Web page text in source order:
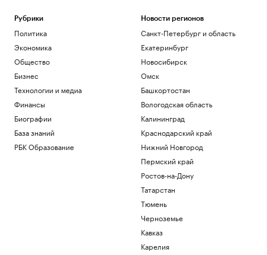
Общество
Власти США поддержали Свято-
Троицкий монастырь РПЦЗ в борьбе с
ветряками
Общество
Трамп обжалует запрет на
доме
Политика
Как выглядит портрет абитуриента в
2026 году. Видео РБК
Общество
В США рассказали, как помогли
Рубрики
Политика
Экономика
Общество
Бизнес
Технологии и медиа
Финансы
Биографии
База знаний
РБК Образование
Новости регионов
Санкт-Петербург и область
Екатеринбург
Новосибирск
Омск
Башкортостан
Вологодская область
Калининград
Краснодарский край
Нижний Новгород
Пермский край
Ростов-на-Дону
Татарстан
Тюмень
Черноземье
Кавказ
Карелия